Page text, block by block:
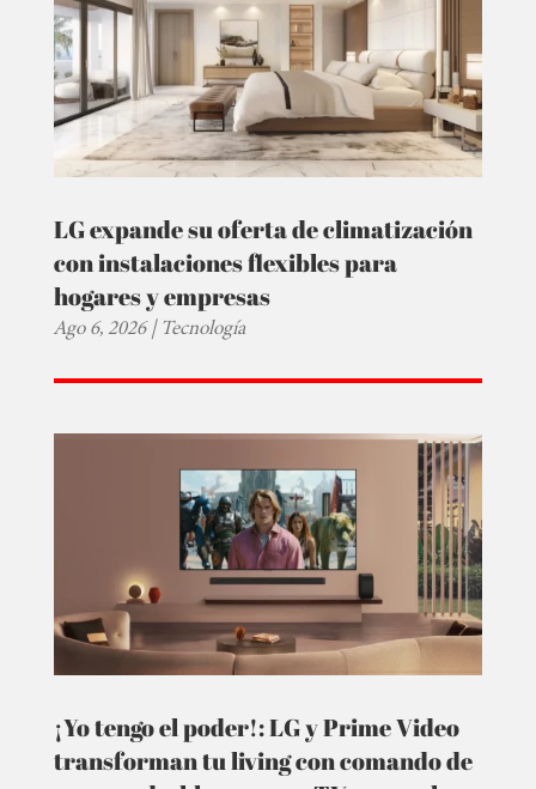
LG expande su oferta de climatización
con instalaciones flexibles para
hogares y empresas
Ago 6, 2026|Tecnología
¡Yo tengo el poder!: LG y Prime Video
transforman tu living con comando de